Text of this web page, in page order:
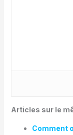
Articles sur le
Comment